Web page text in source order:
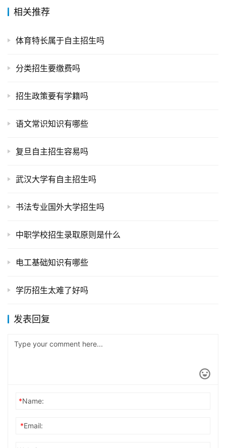
相关推荐
体育特长属于自主招生吗
分类招生要缴费吗
招生政策要有学籍吗
语文常识知识有哪些
复旦自主招生容易吗
武汉大学有自主招生吗
书法专业国外大学招生吗
中职学校招生录取原则是什么
电工基础知识有哪些
学历招生太难了好吗
发表回复
*Name:
*Email: